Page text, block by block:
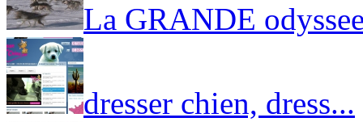
La GRANDE
dresser chien, dress...